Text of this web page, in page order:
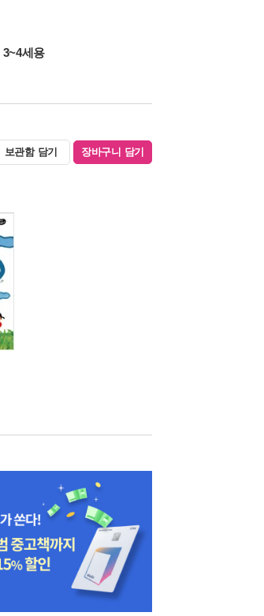
3~4세용
보관함 담기 장바구니 담기